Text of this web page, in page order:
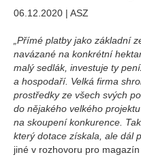
06.12.2020 | ASZ
„Přímé platby jako základní
navázané na konkrétní
malý sedlák, investuje ty
a hospodaří. Velká firma
prostředky ze všech svých
do nějakého velkého
na skoupení konkurence.
který dotace získala, ale dál
jiné v rozhovoru pro